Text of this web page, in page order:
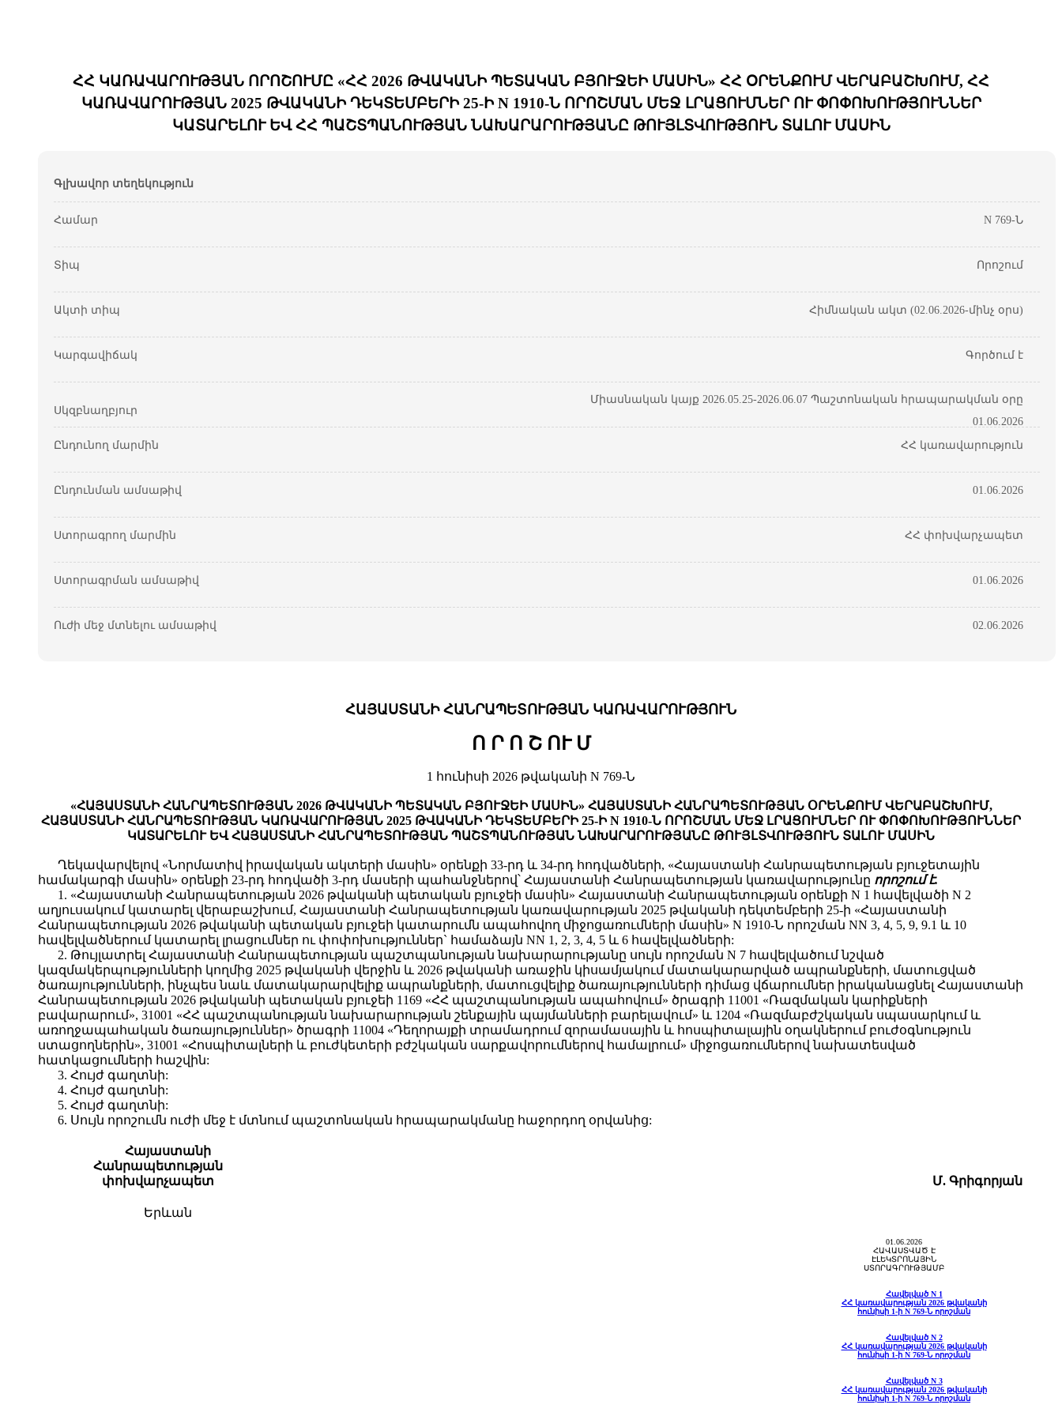
ՀՀ ԿԱՌԱՎԱՐՈՒԹՅԱՆ ՈՐՈՇՈՒՄԸ «ՀՀ 2026 ԹՎԱԿԱՆԻ ՊԵՏԱԿԱՆ ԲՅՈՒՋԵԻ ՄԱՍԻՆ» ՀՀ ՕՐԵՆՔՈՒՄ ՎԵՐԱԲԱՇԽՈՒՄ, ՀՀ
ԿԱՌԱՎԱՐՈՒԹՅԱՆ 2025 ԹՎԱԿԱՆԻ ԴԵԿՏԵՄԲԵՐԻ 25-Ի N 1910-Ն ՈՐՈՇՄԱՆ ՄԵՋ ԼՐԱՑՈՒՄՆԵՐ ՈՒ ՓՈՓՈԽՈՒԹՅՈՒՆՆԵՐ
ԿԱՏԱՐԵԼՈՒ ԵՎ ՀՀ ՊԱՇՏՊԱՆՈՒԹՅԱՆ ՆԱԽԱՐԱՐՈՒԹՅԱՆԸ ԹՈՒՅԼՏՎՈՒԹՅՈՒՆ ՏԱԼՈՒ ՄԱՍԻՆ
Գլխավոր տեղեկություն
Համար N 769-Ն
Տիպ Որոշում
Ակտի տիպ Հիմնական ակտ (02.06.2026-մինչ օրս)
Կարգավիճակ Գործում է
Սկզբնաղբյուր
Միասնական կայք 2026.05.25-2026.06.07 Պաշտոնական հրապարակման օրը
01.06.2026
Ընդունող մարմին
ՀՀ կառավարություն
Ընդունման ամսաթիվ 01.06.2026
Ստորագրող մարմին ՀՀ փոխվարչապետ
Ստորագրման ամսաթիվ 01.06.2026
Ուժի մեջ մտնելու ամսաթիվ 02.06.2026
ՀԱՅԱՍՏԱՆԻ ՀԱՆՐԱՊԵՏՈՒԹՅԱՆ ԿԱՌԱՎԱՐՈՒԹՅՈՒՆ
Ո Ր Ո Շ ՈՒ Մ
1 հունիսի 2026 թվականի N 769-Ն
«ՀԱՅԱՍՏԱՆԻ ՀԱՆՐԱՊԵՏՈՒԹՅԱՆ 2026 ԹՎԱԿԱՆԻ ՊԵՏԱԿԱՆ ԲՅՈՒՋԵԻ ՄԱՍԻՆ» ՀԱՅԱՍՏԱՆԻ ՀԱՆՐԱՊԵՏՈՒԹՅԱՆ ՕՐԵՆՔՈՒՄ ՎԵՐԱԲԱՇԽՈՒՄ,
ՀԱՅԱՍՏԱՆԻ ՀԱՆՐԱՊԵՏՈՒԹՅԱՆ ԿԱՌԱՎԱՐՈՒԹՅԱՆ 2025 ԹՎԱԿԱՆԻ ԴԵԿՏԵՄԲԵՐԻ 25-Ի N 1910-Ն ՈՐՈՇՄԱՆ ՄԵՋ ԼՐԱՑՈՒՄՆԵՐ ՈՒ ՓՈՓՈԽՈՒԹՅՈՒՆՆԵՐ
ԿԱՏԱՐԵԼՈՒ ԵՎ ՀԱՅԱՍՏԱՆԻ ՀԱՆՐԱՊԵՏՈՒԹՅԱՆ ՊԱՇՏՊԱՆՈՒԹՅԱՆ ՆԱԽԱՐԱՐՈՒԹՅԱՆԸ ԹՈՒՅԼՏՎՈՒԹՅՈՒՆ ՏԱԼՈՒ ՄԱՍԻՆ
Ղեկավարվելով «Նորմատիվ իրավական ակտերի մասին» օրենքի 33-րդ և 34-րդ հոդվածների, «Հայաստանի Հանրապետության բյուջետային
համակարգի մասին» օրենքի 23-րդ հոդվածի 3-րդ մասերի պահանջներով՝ Հայաստանի Հանրապետության կառավարությունը որոշում է.
1. «Հայաստանի Հանրապետության 2026 թվականի պետական բյուջեի մասին» Հայաստանի Հանրապետության օրենքի N 1 հավելվածի N 2
աղյուսակում կատարել վերաբաշխում, Հայաստանի Հանրապետության կառավարության 2025 թվականի դեկտեմբերի 25-ի «Հայաստանի
Հանրապետության 2026 թվականի պետական բյուջեի կատարումն ապահովող միջոցառումների մասին» N 1910-Ն որոշման NN 3, 4, 5, 9, 9.1 և 10
հավելվածներում կատարել լրացումներ ու փոփոխություններ` համաձայն NN 1, 2, 3, 4, 5 և 6 հավելվածների:
2. Թույլատրել Հայաստանի Հանրապետության պաշտպանության նախարարությանը սույն որոշման N 7 հավելվածում նշված
կազմակերպությունների կողմից 2025 թվականի վերջին և 2026 թվականի առաջին կիսամյակում մատակարարված ապրանքների, մատուցված
ծառայությունների, ինչպես նաև մատակարարվելիք ապրանքների, մատուցվելիք ծառայությունների դիմաց վճարումներ իրականացնել Հայաստանի
Հանրապետության 2026 թվականի պետական բյուջեի 1169 «ՀՀ պաշտպանության ապահովում» ծրագրի 11001 «Ռազմական կարիքների
բավարարում», 31001 «ՀՀ պաշտպանության նախարարության շենքային պայմանների բարելավում» և 1204 «Ռազմաբժշկական սպասարկում և
առողջապահական ծառայություններ» ծրագրի 11004 «Դեղորայքի տրամադրում զորամասային և հոսպիտալային օղակներում բուժօգնություն
ստացողներին», 31001 «Հոսպիտալների և բուժկետերի բժշկական սարքավորումներով համալրում» միջոցառումներով նախատեսված
հատկացումների հաշվին:
3. Հույժ գաղտնի:
4. Հույժ գաղտնի:
5. Հույժ գաղտնի:
6. Սույն որոշումն ուժի մեջ է մտնում պաշտոնական հրապարակմանը հաջորդող օրվանից:
Հայաստանի
Հանրապետության
փոխվարչապետ
Մ. Գրիգորյան
Երևան
01.06.2026
ՀԱՎԱՍՏՎԱԾ Է
ԷԼԵԿՏՐՈՆԱՅԻՆ
ՍՏՈՐԱԳՐՈՒԹՅԱՄԲ
Հավելված N 1
ՀՀ կառավարության 2026 թվականի
հունիսի 1-ի N 769-Ն որոշման
Հավելված N 2
ՀՀ կառավարության 2026 թվականի
հունիսի 1-ի N 769-Ն որոշման
Հավելված N 3
ՀՀ կառավարության 2026 թվականի
հունիսի 1-ի N 769-Ն որոշման